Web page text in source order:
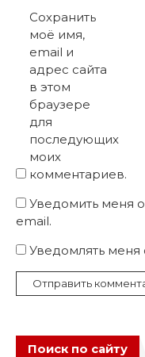
Сохранить
моё имя,
email и
адрес сайта
в этом
браузере
для
последующих
моих
комментариев.
Уведомить меня
email.
Уведомлять меня
Поиск по сайту